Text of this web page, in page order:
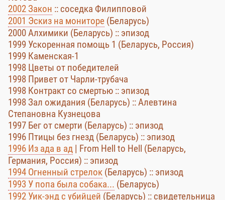
2002 Закон :: соседка Филипповой
2001 Эскиз на мониторе (Беларусь)
2000 Алхимики (Беларусь) :: эпизод
1999 Ускоренная помощь 1 (Беларусь, Россия)
1999 Каменская-1
1998 Цветы от победителей
1998 Привет от Чарли-трубача
1998 Контракт со смертью :: эпизод
1998 Зал ожидания (Беларусь) :: Алевтина
Степановна Кузнецова
1997 Бег от смерти (Беларусь) :: эпизод
1996 Птицы без гнезд (Беларусь) :: эпизод
1996 Из ада в ад | From Hell to Hell (Беларусь,
Германия, Россия) :: эпизод
1994 Огненный стрелок (Беларусь) :: эпизод
1993 У попа была собака... (Беларусь)
1992 Уик-энд с убийцей (Беларусь) :: свидетельница